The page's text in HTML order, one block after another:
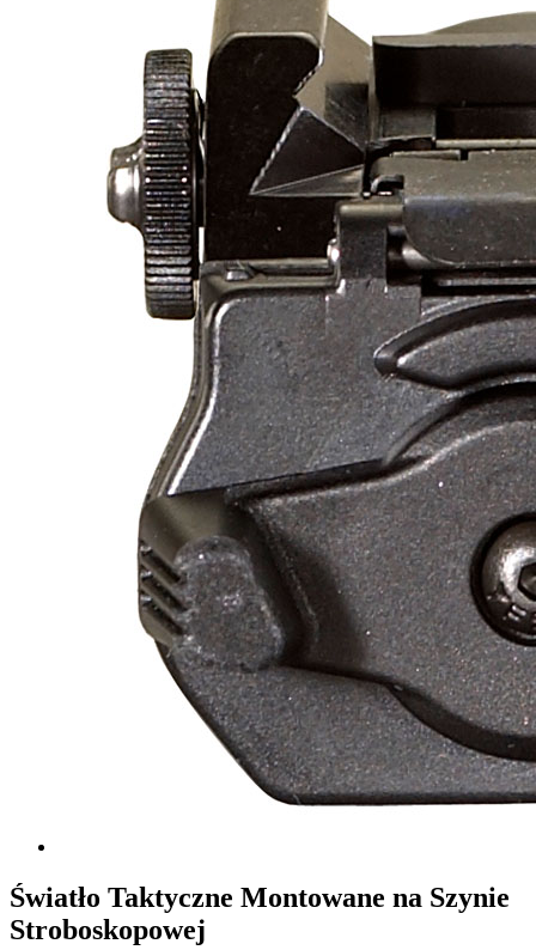
Światło Taktyczne Montowane na Szynie
Stroboskopowej